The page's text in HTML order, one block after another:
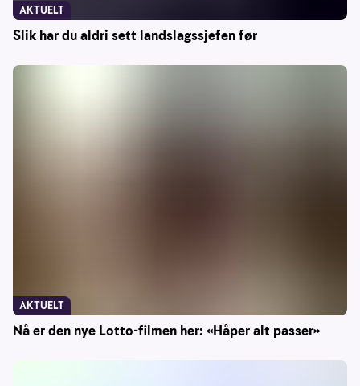
Slik har du aldri sett landslagssjefen før
AKTUELT
Nå er den nye Lotto-filmen her: «Håper alt passer»
AKTUELT